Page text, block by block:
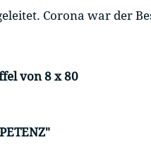
Corona war der
von 8 x 80